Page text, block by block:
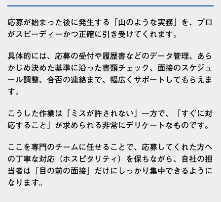
応募が始まった後に発生する「山のような実務」を、プロ
がスピーディーかつ正確に引き受けてくれます。
具体的には、応募の受付や履歴書などのデータ管理、あら
かじめ決めた基準に沿った書類チェック、面接のスケジュ
ール調整、合否の連絡まで、幅広くサポートしてもらえま
す。
こうした作業は「ミスが許されない」一方で、「すぐに対
応すること」が求められる非常にデリケートなものです。
ここを専門のチームに任せることで、応募してくれた方へ
の丁寧な対応（ホスピタリティ）を保ちながら、自社の担
当者は「目の前の面接」だけにしっかり集中できるように
なります。